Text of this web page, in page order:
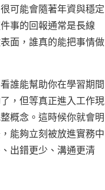
可能會隨著年資與穩定
事的回報通常是長線
面，誰真的能把事情做
誰能幫助你在學習期間
，但等真正進入工作現
概念。這時候你就會明
能夠立刻被放進實務中
出錯更少、溝通更清